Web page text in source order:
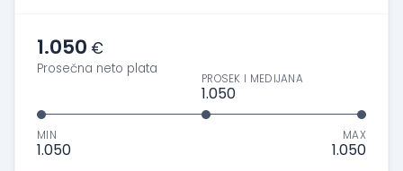
1.050 €
Prosečna neto plata
MIN
1.050
PROSEK I MEDIJANA
1.050
MAX
1.050